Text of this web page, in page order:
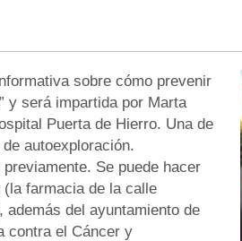
sobre cómo prevenir
y será impartida por Marta
Puerta de Hierro. Una de
autoexploración.
Se puede hacer
farmacia de la calle
del ayuntamiento de
contra el Cáncer y